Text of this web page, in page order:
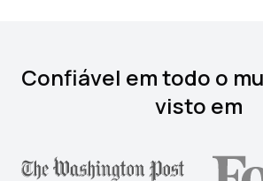
Confiável em todo o
visto em